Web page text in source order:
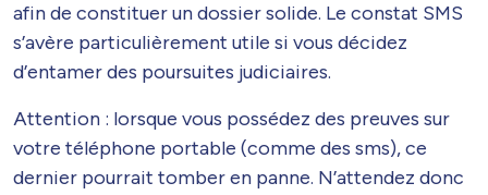
afin de constituer un dossier solide. Le constat SMS
s’avère particulièrement utile si vous décidez
d’entamer des poursuites judiciaires.
Attention : lorsque vous possédez des preuves sur
votre téléphone portable (comme des sms), ce
dernier pourrait tomber en panne. N’attendez donc